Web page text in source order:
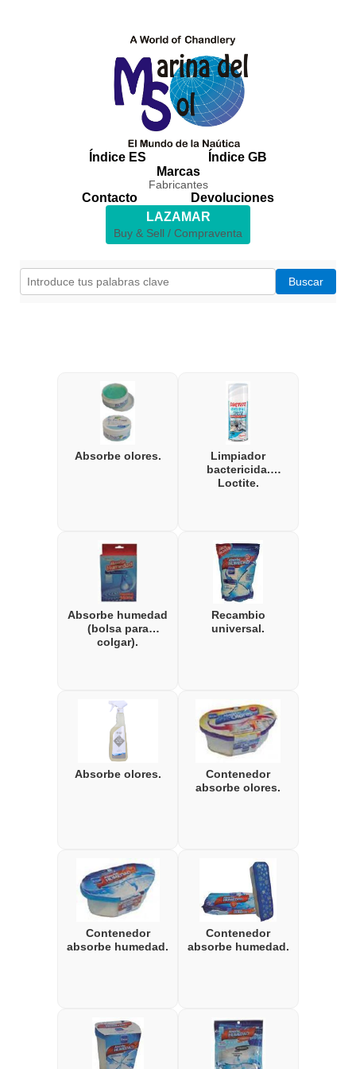
Índice ES
Índice GB
Marcas
Fabricantes
Contacto
Devoluciones
LAZAMAR
Buy & Sell / Compraventa
Absorbe olores.
Limpiador
bactericida.
Loctite.
Absorbe humedad
(bolsa para
colgar).
Recambio
universal.
Absorbe olores.
Contenedor
absorbe olores.
Contenedor
absorbe humedad.
Contenedor
absorbe humedad.